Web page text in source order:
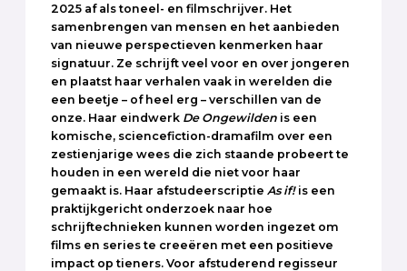
2025 af als toneel- en filmschrijver. Het
samenbrengen van mensen en het aanbieden
van nieuwe perspectieven kenmerken haar
signatuur. Ze schrijft veel voor en over jongeren
en plaatst haar verhalen vaak in werelden die
een beetje – of heel erg – verschillen van de
onze. Haar eindwerk De Ongewilden is een
komische, sciencefiction-dramafilm over een
zestienjarige wees die zich staande probeert te
houden in een wereld die niet voor haar
gemaakt is. Haar afstudeerscriptie As if! is een
praktijkgericht onderzoek naar hoe
schrijftechnieken kunnen worden ingezet om
films en series te creeëren met een positieve
impact op tieners. Voor afstuderend regisseur